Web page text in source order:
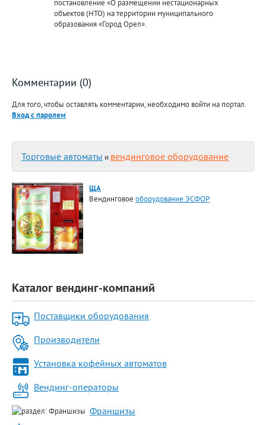
постановление «О размещении нестационарных
объектов (НТО) на территории муниципального
образования «Город Орел».
Комментарии (0)
Для того, чтобы оставлять комментарии, необходимо войти на портал.
Вход с паролем
Торговые автоматы и вендинговое оборудование
ЩА
Вендинговое оборудование ЭСФОР
Каталог вендинг-компаний
Поставщики оборудования
Производители
Установка кофейных автоматов
Вендинг-операторы
Франшизы